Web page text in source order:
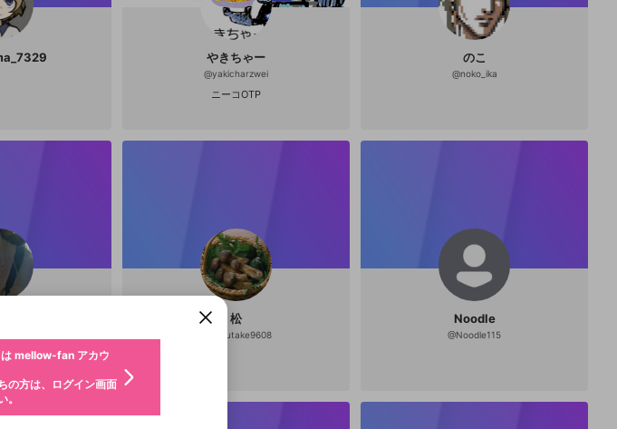
やきちゃー
@yakicharzwei
ニーコOTP
のこ
@noko_ika
松
matutake9608
Noodle
@Noodle115
レター
レターを送ることができま
メッセージを書いたり、エ
ンして、配信者に届けまし
画 (ライブ配信、配信予定、ア
ページのトップに1つ固定で
ューより設定することができま
プレイリストは動画の再生画面で作成で
ださい
は mellow-fan アカウ
登録
スで新規登録
録
mellow-fanアカウン
イン
スでログイン
イン
mellow-fan アカウ
の方は、ログイン画面
。
ータの登録
ん。
ドの入力
して報告します
い
シェア
ティ参加方法